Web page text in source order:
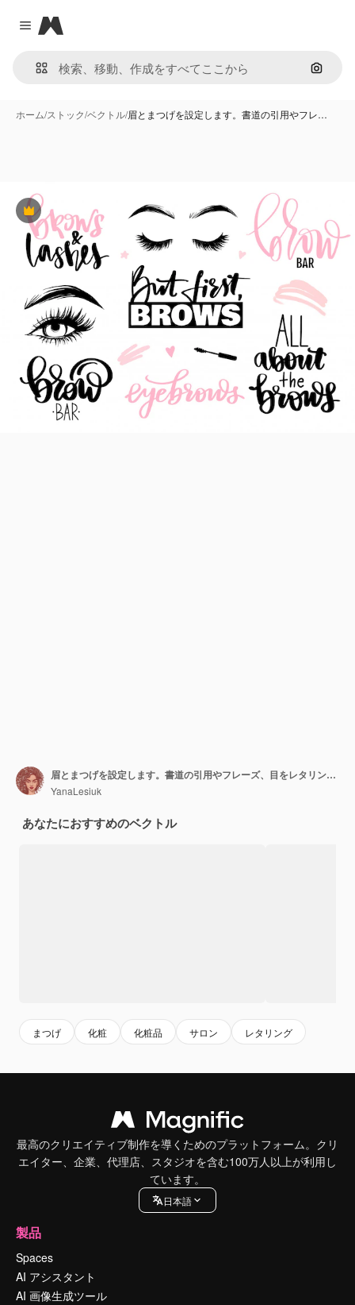
Close menu
Magnific
画像で
ホーム/ストック/ベクトル/眉とまつげを設定します。書道の引用やフレ…
Premium
眉とまつげを設定します。書道の引用やフレーズ、目をレタリングします。
YanaLesiuk
あなたにおすすめのベクトル
まつげ 化粧 化粧品 サロン レタリング
最高のクリエイティブ制作を導くためのプラットフォーム。クリ
エイター、企業、代理店、スタジオを含む100万人以上が利用し
ています。
日本語
製品
Spaces
AI アシスタント
AI 画像生成ツール